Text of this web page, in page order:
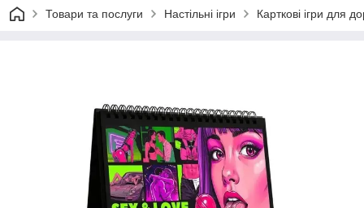
Товари та послуги Настільні ігри Карткові ігри для